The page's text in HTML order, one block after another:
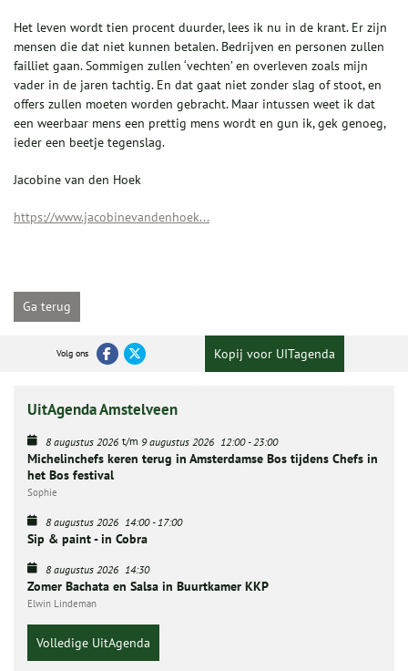
Het leven wordt tien procent duurder, lees ik nu in de krant. Er zijn
mensen die dat niet kunnen betalen. Bedrijven en personen zullen
failliet gaan. Sommigen zullen ‘vechten’ en overleven zoals mijn
vader in de jaren tachtig. En dat gaat niet zonder slag of stoot, en
offers zullen moeten worden gebracht. Maar intussen weet ik dat
een weerbaar mens een prettig mens wordt en gun ik, gek genoeg,
ieder een beetje tegenslag.
Jacobine van den Hoek
https://www.jacobinevandenhoek...
Ga terug
Volg ons Kopij voor UITagenda
UitAgenda Amstelveen
8 augustus 2026 t/m 9 augustus 2026 12:00-23:00
Michelinchefs keren terug in Amsterdamse Bos tijdens Chefs in
het Bos festival
Sophie
8 augustus 2026 14:00-17:00
Sip & paint - in Cobra
8 augustus 2026 14:30
Zomer Bachata en Salsa in Buurtkamer KKP
Elwin Lindeman
Volledige UitAgenda